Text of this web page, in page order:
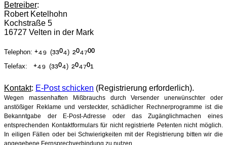
Betreiber:
Robert Ketelhohn
Kochstraße 5
16727 Velten in der Mark
Telephon: ⁺⁴⁹ (³³⁰⁴) ²⁰⁴⁷⁰⁰
Telefax: ⁺⁴⁹ (³³⁰⁴) ²⁰⁴⁷⁰¹
Kontakt: E-Post schicken (Registrierung erforderlich).
Wegen massenhaften Mißbrauchs durch Versender unerwünschter oder
anstößiger Reklame und versteckter, schädlicher Rechnerprogramme ist die
Bekanntgabe der E-Post-Adresse oder das Zugänglichmachen eines
entsprechenden Kontaktformulars für nicht registrierte Petenten nicht möglich.
In eiligen Fällen oder bei Schwierigkeiten mit der Registrierung bitten wir die
angegebene Fernsprechverbindung zu nutzen.